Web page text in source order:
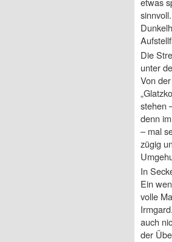
Die
unter
Von
stehen
denn
– mal
zügig
In
Ein
volle
auch
der